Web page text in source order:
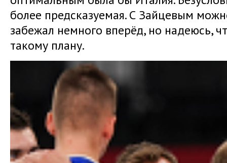
более предсказуемая. С Зайцевым
забежал немного вперёд, но надеюсь,
такому плану.